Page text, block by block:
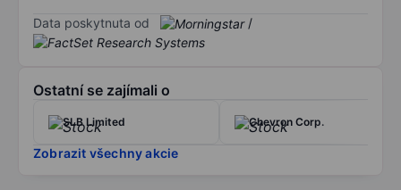
Data poskytnuta od /
Ostatní se zajímali o
SLB Limited Chevron Corp.
Zobrazit všechny akcie